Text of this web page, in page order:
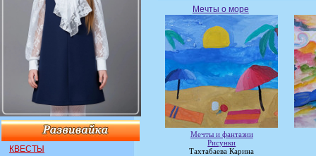
КВЕСТЫ
Мечты о море
Мечты и фантазии
Рисунки
Тахтабаева Карина